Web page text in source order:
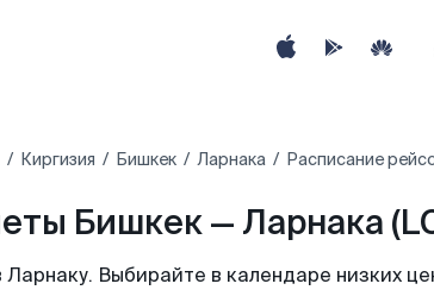
Киргизия Бишкек Ларнака Расписание
Бишкек — Ларнака
Выбирайте в календаре низких